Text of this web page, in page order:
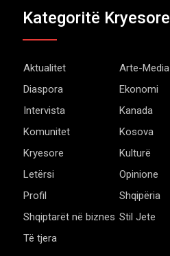
Kategoritë Kryesore
Aktualitet
Arte-Media
Diaspora
Ekonomi
Intervista
Kanada
Komunitet
Kosova
Kryesore
Kulturë
Letërsi
Opinione
Profil
Shqipëria
Shqiptarët në biznes Stil Jete
Të tjera